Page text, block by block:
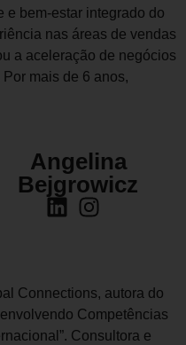
e bem-estar integrado do
nas áreas de vendas
a aceleração de negócios
mais de 6 anos,
Angelina
Bejgrowicz
Connections, autora do
Competências
Consultora e